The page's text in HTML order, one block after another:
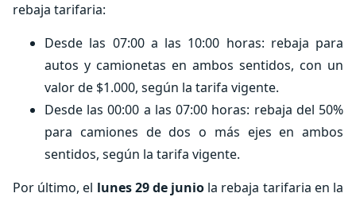
rebaja tarifaria:
Desde las 07:00 a las 10:00 horas: rebaja para
autos y camionetas en ambos sentidos, con un
valor de $1.000, según la tarifa vigente.
Desde las 00:00 a las 07:00 horas: rebaja del 50%
para camiones de dos o más ejes en ambos
sentidos, según la tarifa vigente.
Por último, el lunes 29 de junio la rebaja tarifaria en la